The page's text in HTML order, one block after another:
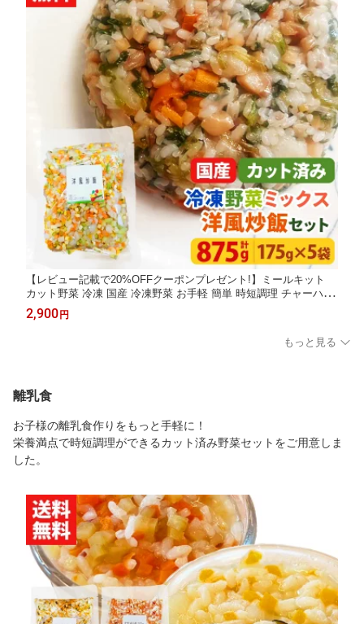
【レビュー記載で20%OFFクーポンプレゼント!】ミールキット
カット野菜 冷凍 国産 冷凍野菜 お手軽 簡単 時短調理 チャーハン
洋食冷凍カット済み 野菜ミックス 洋風炒飯用セット 175g×5袋
2,900円
もっと見る
離乳食
お子様の離乳食作りをもっと手軽に！
栄養満点で時短調理ができるカット済み野菜セットをご用意しま
した。